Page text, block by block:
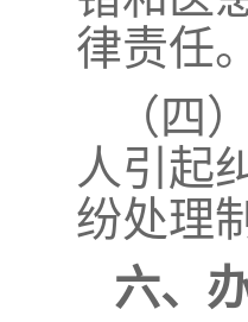
律责任
（四
人引起
纷处理
六、